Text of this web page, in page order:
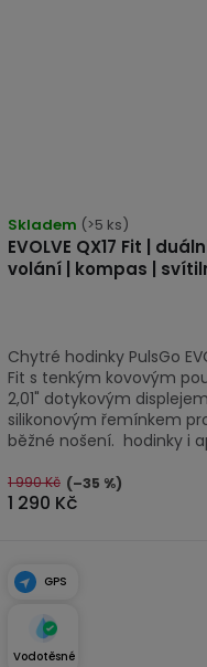
EVOLVE QX17 Fit |
volání | kompas |
hodnocení
produktu
je
5
hvězdiček.
Skladem (>5 ks)
1 290 Kč
1 990 Kč (–35 %)
Chytré hodinky PulsGo
Fit s tenkým kovovým
2,01" dotykovým
silikonovým řemínkem
běžné nošení. hodinky i
GPS
Vodotěsné